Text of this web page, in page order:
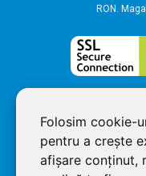
Folosim cookie-
pentru a crește
afișare conținut,
RON.